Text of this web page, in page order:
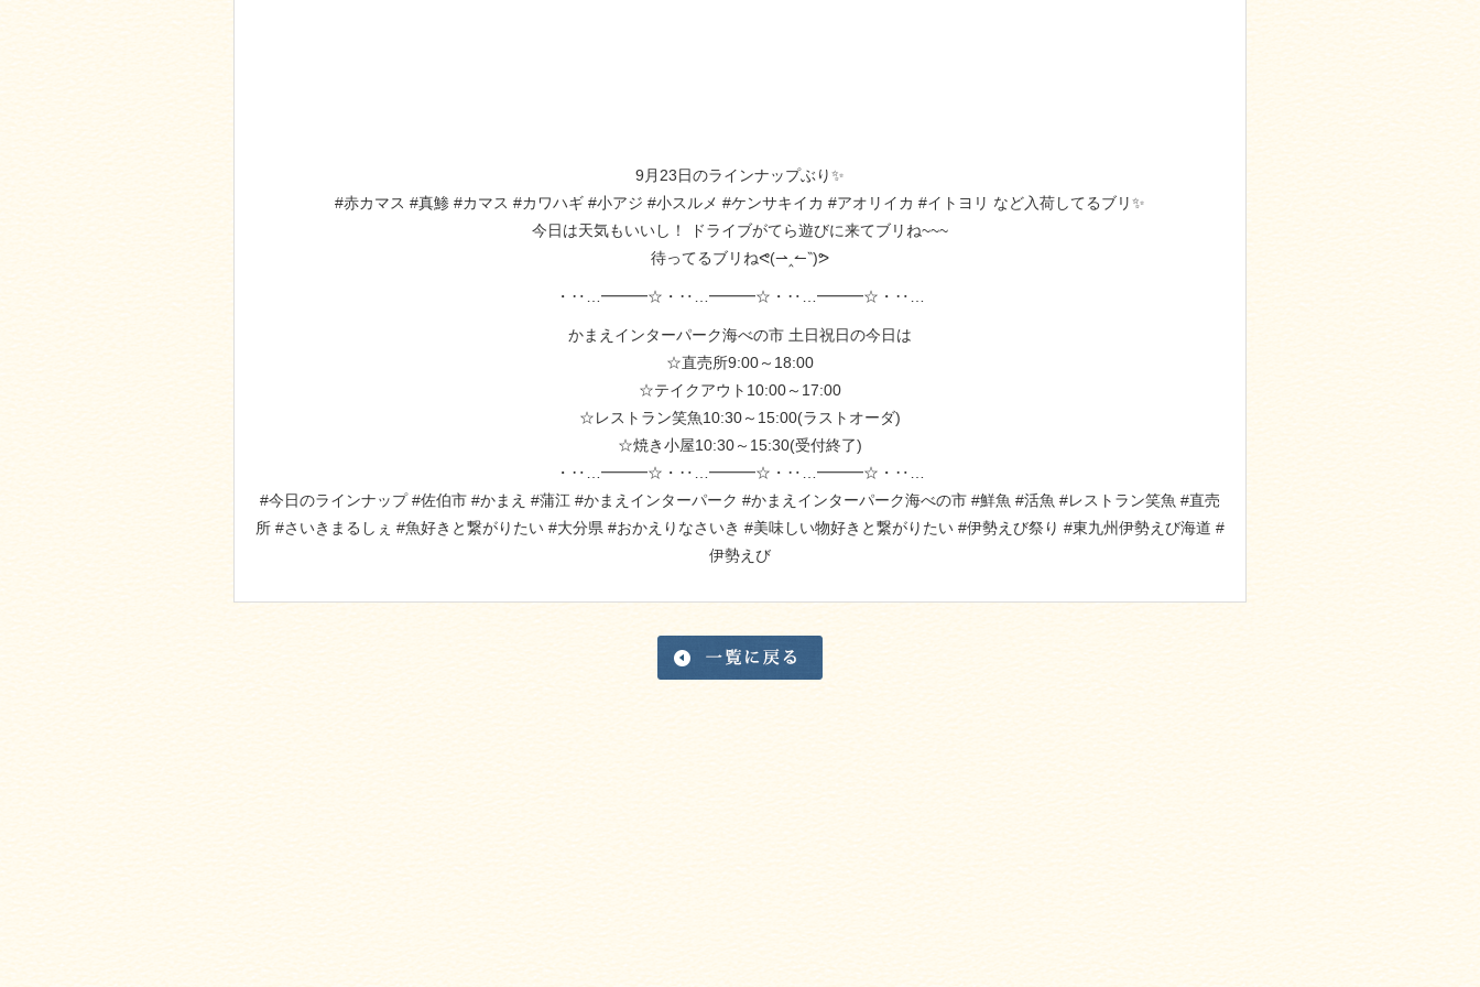
9月23日のラインナップぶり✨
#赤カマス #真鯵 #カマス #カワハギ #小アジ #小スルメ #ケンサキイカ #アオリイカ #イトヨリ など入荷してるブリ✨
今日は天気もいいし！ ドライブがてら遊びに来てブリね~~~
待ってるブリねᕙ(⇀‸↼‶)ᕗ
・‥…━━━☆・‥…━━━☆・‥…━━━☆・‥…
かまえインターパーク海べの市 土日祝日の今日は
☆直売所9:00～18:00
☆テイクアウト10:00～17:00
☆レストラン笑魚10:30～15:00(ラストオーダ)
☆焼き小屋10:30～15:30(受付終了)
・‥…━━━☆・‥…━━━☆・‥…━━━☆・‥…
#今日のラインナップ #佐伯市 #かまえ #蒲江 #かまえインターパーク #かまえインターパーク海べの市 #鮮魚 #活魚 #レストラン笑魚 #直売
所 #さいきまるしぇ #魚好きと繋がりたい #大分県 #おかえりなさいき #美味しい物好きと繋がりたい #伊勢えび祭り #東九州伊勢えび海道 #
伊勢えび